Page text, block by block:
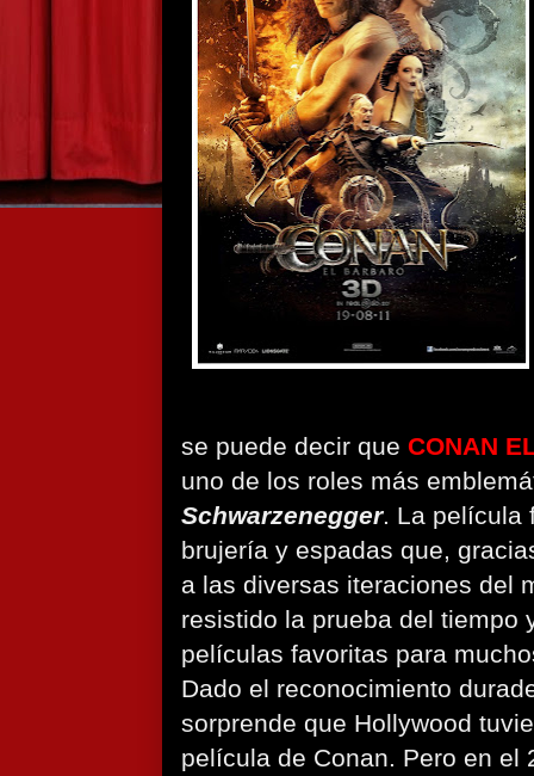
se puede decir que CONAN
uno de los roles más
Schwarzenegger. La película
brujería y espadas que,
a las diversas iteraciones del
resistido la prueba del tiempo
películas favoritas para
Dado el reconocimiento
sorprende que Hollywood
película de Conan. Pero en el